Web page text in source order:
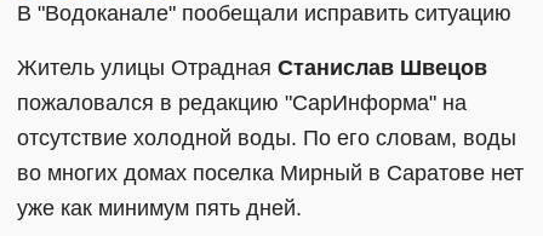
В "Водоканале" пообещали исправить ситуацию
Житель улицы Отрадная Станислав Швецов
пожаловался в редакцию "СарИнформа" на
отсутствие холодной воды. По его словам, воды
во многих домах поселка Мирный в Саратове нет
уже как минимум пять дней.